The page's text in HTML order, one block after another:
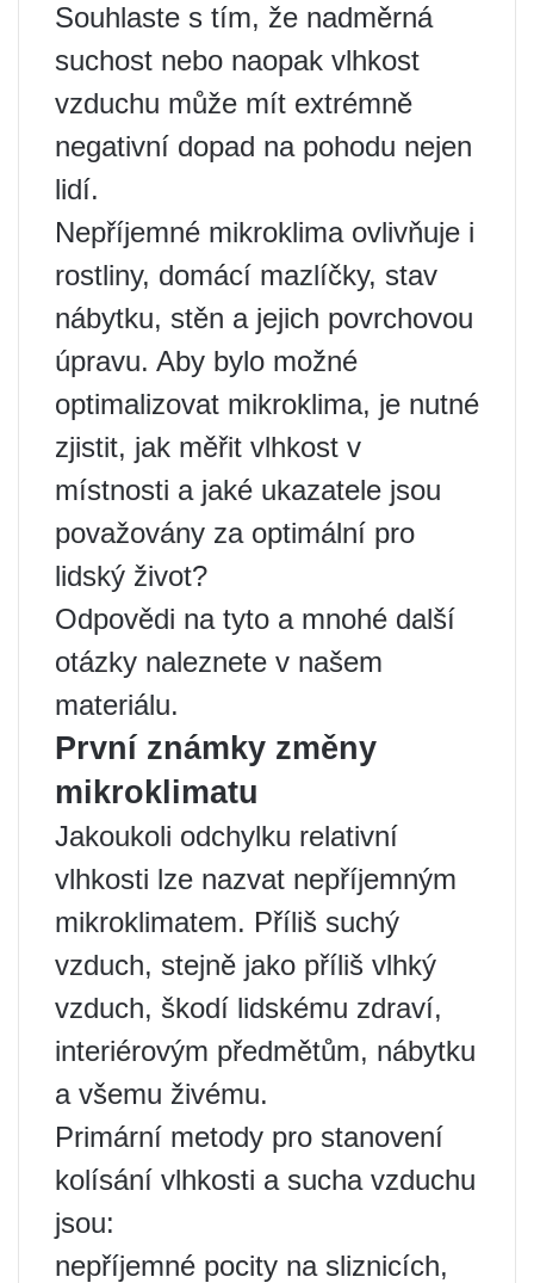
Souhlaste s tím, že nadměrná
suchost nebo naopak vlhkost
vzduchu může mít extrémně
negativní dopad na pohodu nejen
lidí.
Nepříjemné mikroklima ovlivňuje i
rostliny, domácí mazlíčky, stav
nábytku, stěn a jejich povrchovou
úpravu. Aby bylo možné
optimalizovat mikroklima, je nutné
zjistit, jak měřit vlhkost v
místnosti a jaké ukazatele jsou
považovány za optimální pro
lidský život?
Odpovědi na tyto a mnohé další
otázky naleznete v našem
materiálu.
První známky změny
mikroklimatu
Jakoukoli odchylku relativní
vlhkosti lze nazvat nepříjemným
mikroklimatem. Příliš suchý
vzduch, stejně jako příliš vlhký
vzduch, škodí lidskému zdraví,
interiérovým předmětům, nábytku
a všemu živému.
Primární metody pro stanovení
kolísání vlhkosti a sucha vzduchu
jsou:
nepříjemné pocity na sliznicích,